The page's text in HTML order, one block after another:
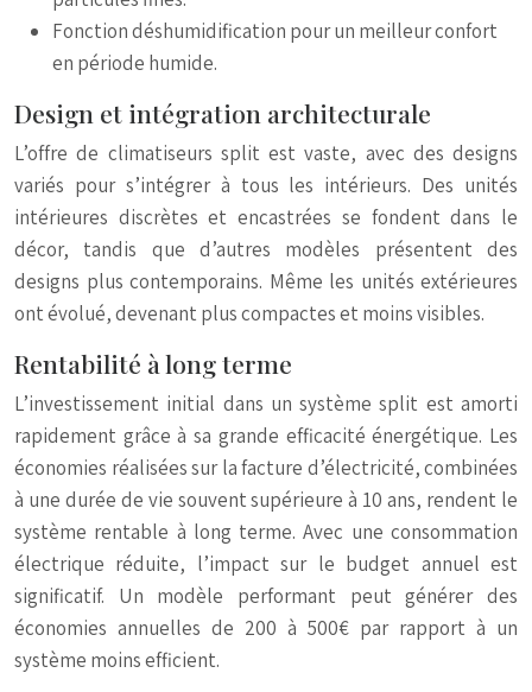
Fonction déshumidification pour un meilleur confort
en période humide.
Design et intégration architecturale
L’offre de climatiseurs split est vaste, avec des designs
variés pour s’intégrer à tous les intérieurs. Des unités
intérieures discrètes et encastrées se fondent dans le
décor, tandis que d’autres modèles présentent des
designs plus contemporains. Même les unités extérieures
ont évolué, devenant plus compactes et moins visibles.
Rentabilité à long terme
L’investissement initial dans un système split est amorti
rapidement grâce à sa grande efficacité énergétique. Les
économies réalisées sur la facture d’électricité, combinées
à une durée de vie souvent supérieure à 10 ans, rendent le
système rentable à long terme. Avec une consommation
électrique réduite, l’impact sur le budget annuel est
significatif. Un modèle performant peut générer des
économies annuelles de 200 à 500€ par rapport à un
système moins efficient.